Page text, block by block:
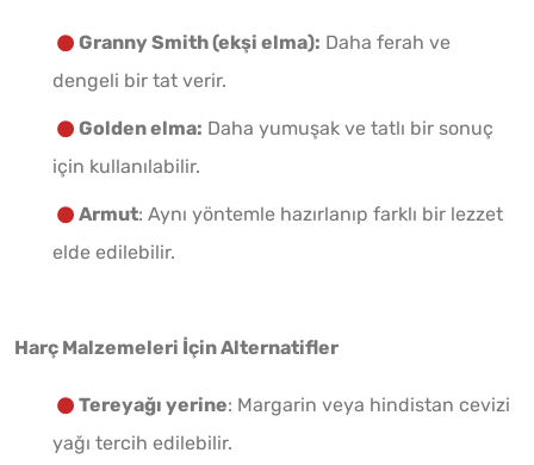
Granny Smith (ekşi elma): Daha ferah ve
dengeli bir tat verir.
Golden elma: Daha yumuşak ve tatlı bir sonuç
için kullanılabilir.
Armut: Aynı yöntemle hazırlanıp farklı bir lezzet
elde edilebilir.
Harç Malzemeleri İçin Alternatifler
Tereyağı yerine: Margarin veya hindistan cevizi
yağı tercih edilebilir.